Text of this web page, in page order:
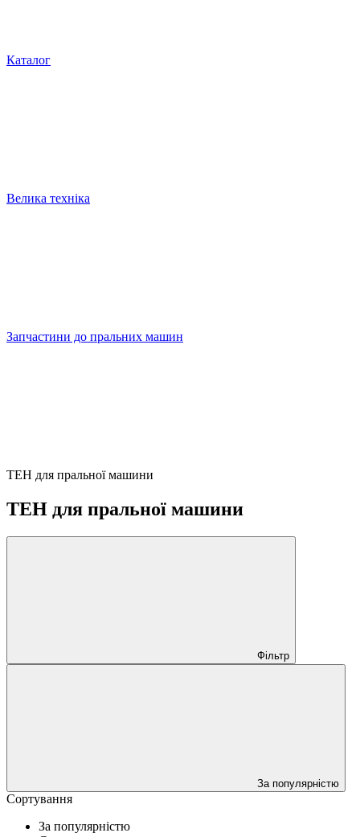
Каталог
Велика техніка
Запчастини до пральних машин
ТЕН для пральної машини
ТЕН для пральної машини
Фільтр
За популярністю
Сортування
За популярністю